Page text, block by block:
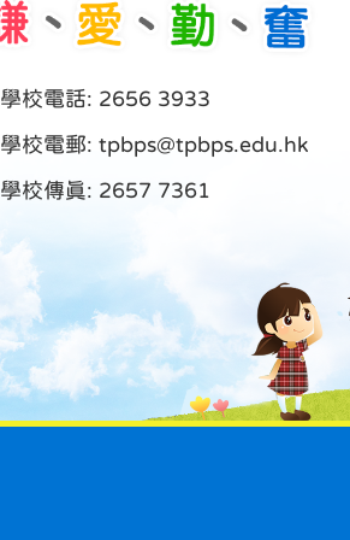
學校電話: 2656 3933
學校電郵: tpbps@tpbps.edu.hk
學校傳真: 2657 7361